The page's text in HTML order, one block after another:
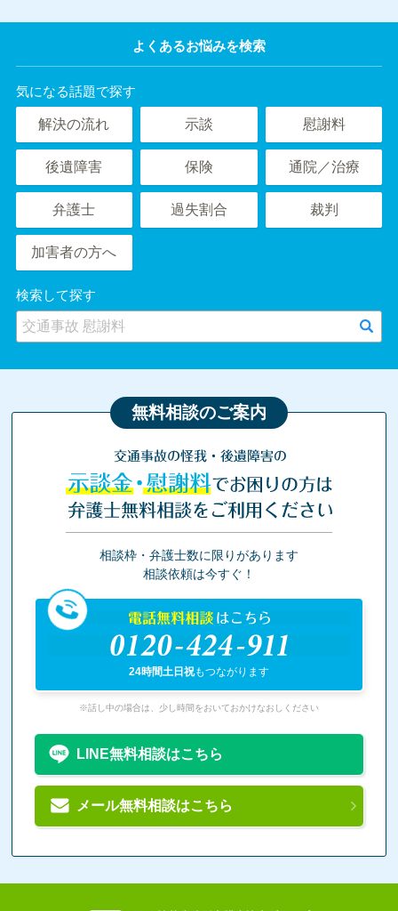
よくあるお悩みを検索
気になる話題で探す
解決の流れ 示談 慰謝料
後遺障害 保険 通院／治療
弁護士 過失割合 裁判
加害者の方へ
検索して探す
無料相談のご案内
交通事故の怪我・後遺障害の
示談金・慰謝料でお困りの方は
弁護士無料相談をご利用ください
相談枠・弁護士数に限りがあります
相談依頼は今すぐ！
電話無料相談はこちら
0120-424-911
24時間土日祝もつながります
※話し中の場合は、少し時間をおいておかけなおしください
LINE無料相談はこちら
メール無料相談はこちら